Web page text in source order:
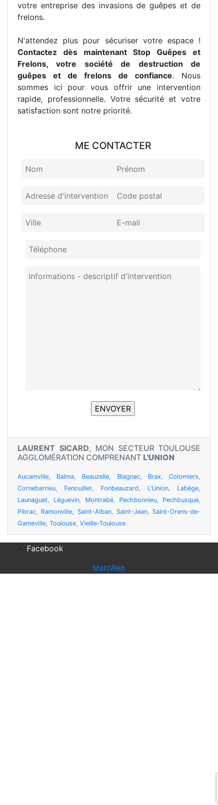
votre entreprise des invasions de guêpes et de
frelons.
N'attendez plus pour sécuriser votre espace !
Contactez dès maintenant Stop Guêpes et
Frelons, votre société de destruction de
guêpes et de frelons de confiance. Nous
sommes ici pour vous offrir une intervention
rapide, professionnelle. Votre sécurité et votre
satisfaction sont notre priorité.
ME CONTACTER
LAURENT SICARD, MON SECTEUR TOULOUSE
AGGLOMÉRATION COMPRENANT L'UNION
Aucamville, Balma, Beauzelle, Blagnac, Brax,Colomiers,
Cornebarrieu, Fenouillet, Fonbeauzard, L'Union, Labège,
Launaguet, Léguevin, Montrabé, Pechbonnieu, Pechbusque,
Pibrac, Ramonville, Saint-Alban, Saint-Jean, Saint-Orens-de-
Gameville, Toulouse, Vieille-Toulouse.
Facebook
MattWeb